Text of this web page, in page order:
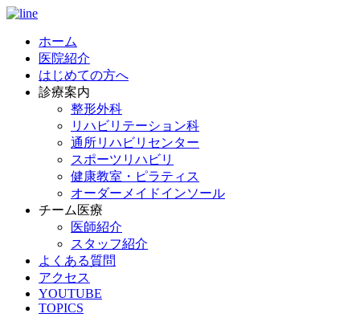
ホーム
医院紹介
はじめての方へ
診療案内
整形外科
リハビリテーション科
通所リハビリセンター
スポーツリハビリ
健康教室・ピラティス
オーダーメイドインソール
チーム医療
医師紹介
スタッフ紹介
よくある質問
アクセス
YOUTUBE
TOPICS